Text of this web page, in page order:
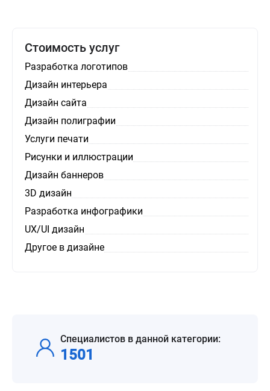
Стоимость услуг
Разработка логотипов
Дизайн интерьера
Дизайн сайта
Дизайн полиграфии
Услуги печати
Рисунки и иллюстрации
Дизайн баннеров
3D дизайн
Разработка инфографики
UX/UI дизайн
Другое в дизайне
Специалистов в данной категории:
1501